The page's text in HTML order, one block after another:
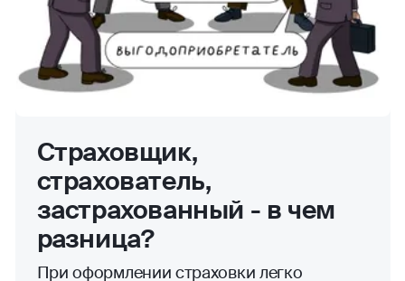
Страховщик,
страхователь,
застрахованный - в чем
разница?
При оформлении страховки легко